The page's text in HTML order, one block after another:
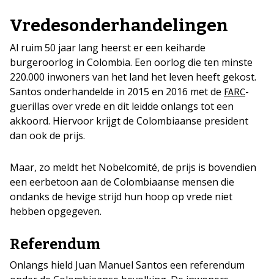
Vredesonderhandelingen
Al ruim 50 jaar lang heerst er een keiharde
burgeroorlog in Colombia. Een oorlog die ten minste
220.000 inwoners van het land het leven heeft gekost.
Santos onderhandelde in 2015 en 2016 met de FARC-
guerillas over vrede en dit leidde onlangs tot een
akkoord. Hiervoor krijgt de Colombiaanse president
dan ook de prijs.
Maar, zo meldt het Nobelcomité, de prijs is bovendien
een eerbetoon aan de Colombiaanse mensen die
ondanks de hevige strijd hun hoop op vrede niet
hebben opgegeven.
Referendum
Onlangs hield Juan Manuel Santos een referendum